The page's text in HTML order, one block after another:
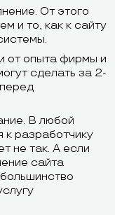
Да, но
познания в
Базы знаний,
мануалы,
От этого
и то, как к сайту
от опыта фирмы и
сделать за 2-
В любой
разработчику
не так. А если
сайта